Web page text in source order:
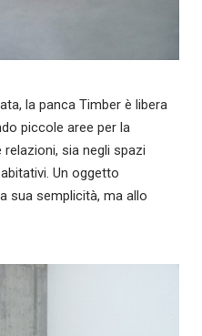
la panca Timber è libera
piccole aree per la
sia negli spazi
Un oggetto
sua semplicità, ma allo